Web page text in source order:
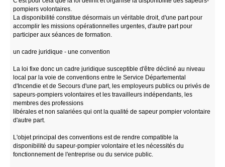
pompiers volontaires.
La disponibilité constitue désormais un véritable droit, d'une part pour
accomplir Ies missions opérationnelles urgentes, d'autre part pour
participer aux séances de formation.
un cadre juridique - une convention
La loi fixe donc un cadre juridique susceptible d'être décliné au niveau
local par la voie de conventions entre le Service Départemental
d'Incendie et de Secours d'une part, les employeurs publics ou privés de
sapeurs-pompiers volontaires et les travailleurs indépendants, les
membres des professions
libérales et non salariées qui ont la qualité de sapeur pompier volontaire
d'autre part.
L'objet principal des conventions est de rendre compatible la
disponibilité du sapeur-pompier volontaire et les nécessités du
fonctionnement de l'entreprise ou du service public.